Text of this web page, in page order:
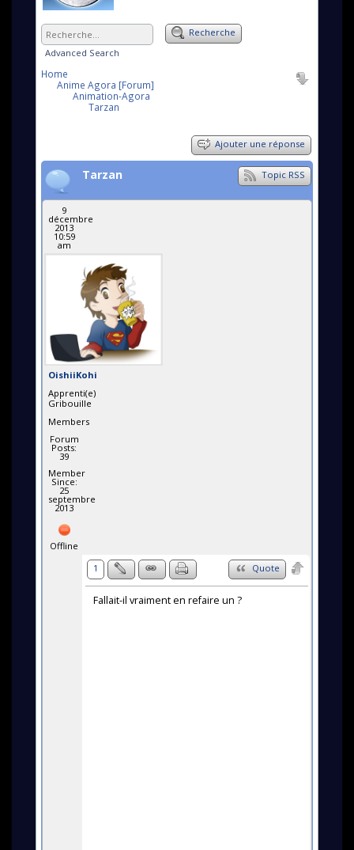
Recherche
Advanced Search
Home
Anime Agora [Forum]
Animation-Agora
Tarzan
Ajouter une réponse
Topic RSS
Tarzan
9
décembre
2013
10:59
am
OishiiKohi
Apprenti(e)
Gribouille
Members
Forum
Posts:
39
Member
Since:
25
septembre
2013
Offline
1
Quote
Fallait-il vraiment en refaire un ?